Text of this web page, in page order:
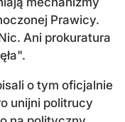
Prawicy.
Ani prokuratura
o tym oficjalnie
unijni politrucy